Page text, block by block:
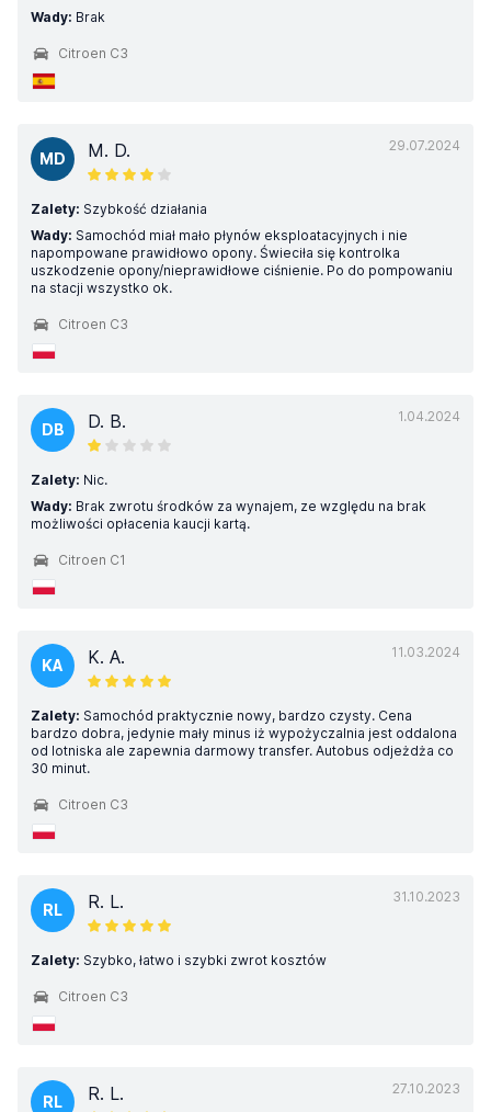
Wady: Brak
Citroen C3
29.07.2024
MD M. D.
Zalety: Szybkość działania
Wady: Samochód miał mało płynów eksploatacyjnych i nie
napompowane prawidłowo opony. Świeciła się kontrolka
uszkodzenie opony/nieprawidłowe ciśnienie. Po do pompowaniu
na stacji wszystko ok.
Citroen C3
1.04.2024
DB D. B.
Zalety: Nic.
Wady: Brak zwrotu środków za wynajem, ze względu na brak
możliwości opłacenia kaucji kartą.
Citroen C1
11.03.2024
KA K. A.
Zalety: Samochód praktycznie nowy, bardzo czysty. Cena
bardzo dobra, jedynie mały minus iż wypożyczalnia jest oddalona
od lotniska ale zapewnia darmowy transfer. Autobus odjeżdża co
30 minut.
Citroen C3
31.10.2023
RL R. L.
Zalety: Szybko, łatwo i szybki zwrot kosztów
Citroen C3
27.10.2023
RL R. L.